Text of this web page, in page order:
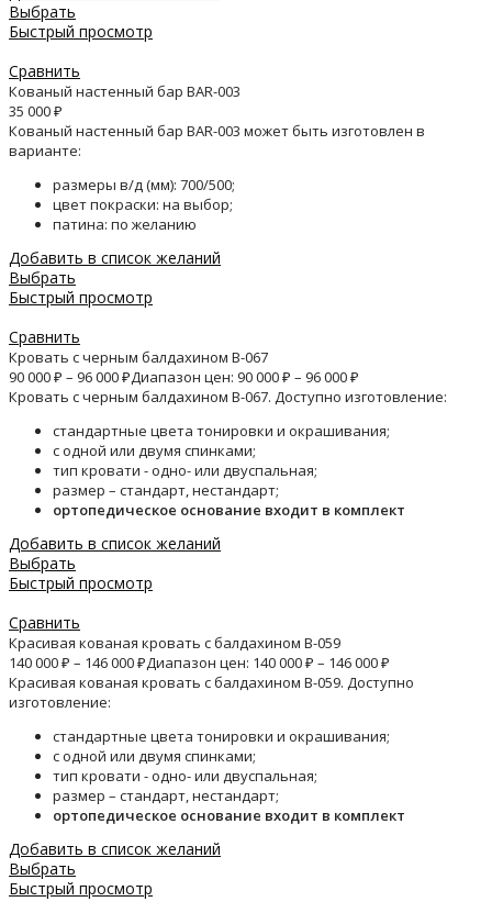
Выбрать
Быстрый просмотр
Сравнить
Кованый настенный бар BAR-003
35 000₽
Кованый настенный бар BAR-003 может быть изготовлен в
варианте:
размеры в/д (мм): 700/500;
цвет покраски: на выбор;
патина: по желанию
Добавить в список желаний
Выбрать
Быстрый просмотр
Сравнить
Кровать с черным балдахином B-067
90 000₽ – 96 000₽Диапазон цен: 90 000 ₽ – 96 000 ₽
Кровать с черным балдахином B-067. Доступно изготовление:
стандартные цвета тонировки и окрашивания;
с одной или двумя спинками;
тип кровати - одно- или двуспальная;
размер – стандарт, нестандарт;
ортопедическое основание входит в комплект
Добавить в список желаний
Выбрать
Быстрый просмотр
Сравнить
Красивая кованая кровать с балдахином B-059
140 000₽ – 146 000₽Диапазон цен: 140 000 ₽ – 146 000 ₽
Красивая кованая кровать с балдахином B-059. Доступно
изготовление:
стандартные цвета тонировки и окрашивания;
с одной или двумя спинками;
тип кровати - одно- или двуспальная;
размер – стандарт, нестандарт;
ортопедическое основание входит в комплект
Добавить в список желаний
Выбрать
Быстрый просмотр